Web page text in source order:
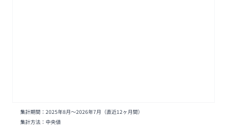
集計期間： 2025年8月〜2026年7月 （直近12ヶ月間）
集計方法：中央値